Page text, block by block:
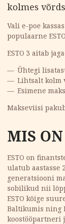
kolmes
Vali e-poe
populaarne
ESTO 3 aitab
Ühtegi
Lihtsalt kolm
Esimene
Makseviisi
MIS
ESTO on
ulatub aastasse
generatsiooni
sobilikud nii
ESTO kõige
Baltikumis ning
koostööpartneri